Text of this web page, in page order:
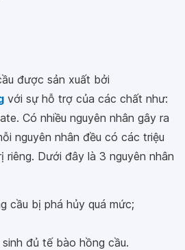
được sản xuất bởi
với sự hỗ trợ của các chất như:
Có nhiều nguyên nhân gây ra
nguyên nhân đều có các triệu
riêng. Dưới đây là 3 nguyên nhân
cầu bị phá hủy quá mức;
đủ tế bào hồng cầu.